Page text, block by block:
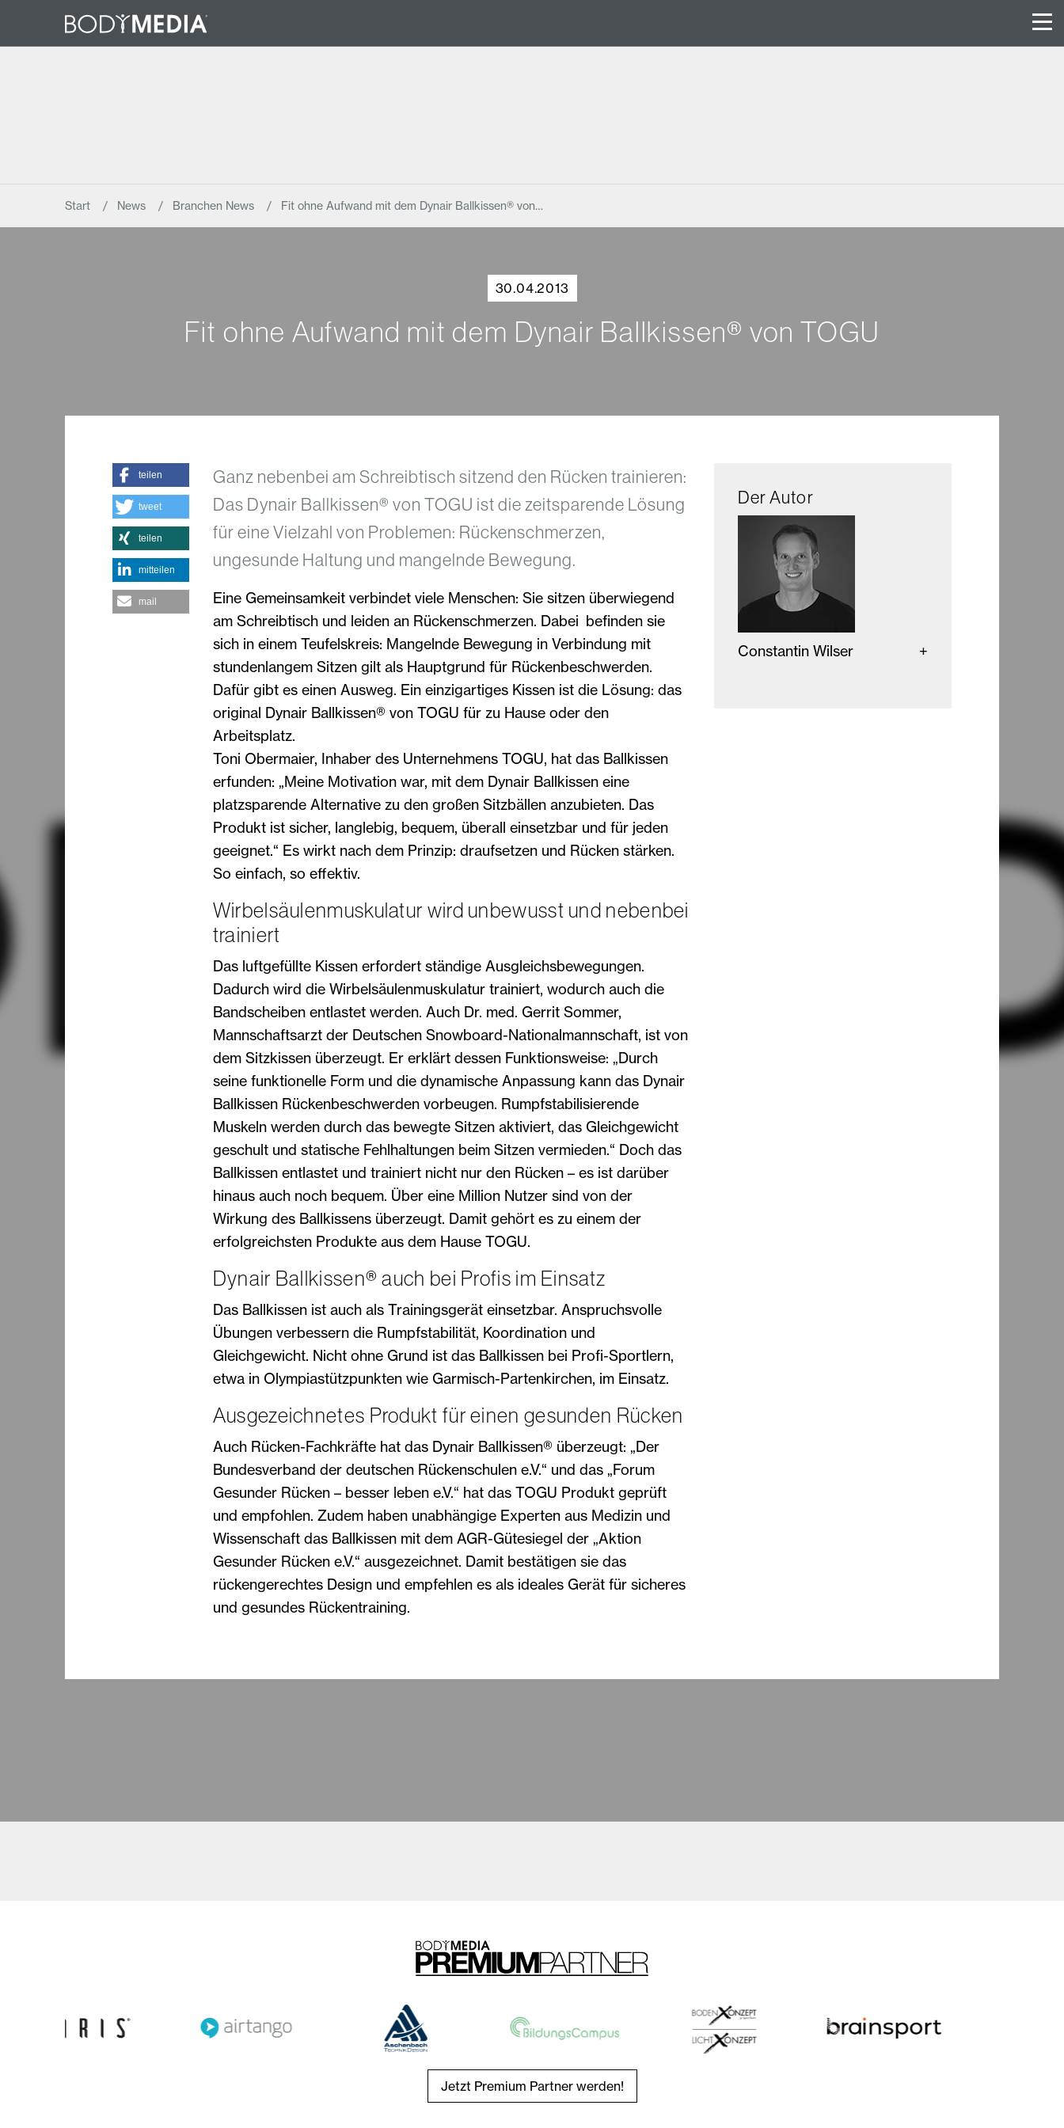
Start News Branchen News Fit ohne Aufwand mit dem Dynair Ballkissen® von…
30.04.2013
Fit ohne Aufwand mit dem Dynair Ballkissen® von TOGU
Ganz nebenbei am Schreibtisch sitzend den Rücken trainieren:
Das Dynair Ballkissen® von TOGU ist die zeitsparende Lösung
für eine Vielzahl von Problemen: Rückenschmerzen,
ungesunde Haltung und mangelnde Bewegung.
Eine Gemeinsamkeit verbindet viele Menschen: Sie sitzen überwiegend
am Schreibtisch und leiden an Rückenschmerzen. Dabei befinden sie
sich in einem Teufelskreis: Mangelnde Bewegung in Verbindung mit
stundenlangem Sitzen gilt als Hauptgrund für Rückenbeschwerden.
Dafür gibt es einen Ausweg. Ein einzigartiges Kissen ist die Lösung: das
original Dynair Ballkissen® von TOGU für zu Hause oder den
Arbeitsplatz.
Toni Obermaier, Inhaber des Unternehmens TOGU, hat das Ballkissen
erfunden: „Meine Motivation war, mit dem Dynair Ballkissen eine
platzsparende Alternative zu den großen Sitzbällen anzubieten. Das
Produkt ist sicher, langlebig, bequem, überall einsetzbar und für jeden
geeignet.“ Es wirkt nach dem Prinzip: draufsetzen und Rücken stärken.
So einfach, so effektiv.
Wirbelsäulenmuskulatur wird unbewusst und nebenbei
trainiert
Das luftgefüllte Kissen erfordert ständige Ausgleichsbewegungen.
Dadurch wird die Wirbelsäulenmuskulatur trainiert, wodurch auch die
Bandscheiben entlastet werden. Auch Dr. med. Gerrit Sommer,
Mannschaftsarzt der Deutschen Snowboard-Nationalmannschaft, ist von
dem Sitzkissen überzeugt. Er erklärt dessen Funktionsweise: „Durch
seine funktionelle Form und die dynamische Anpassung kann das Dynair
Ballkissen Rückenbeschwerden vorbeugen. Rumpfstabilisierende
Muskeln werden durch das bewegte Sitzen aktiviert, das Gleichgewicht
geschult und statische Fehlhaltungen beim Sitzen vermieden.“ Doch das
Ballkissen entlastet und trainiert nicht nur den Rücken – es ist darüber
hinaus auch noch bequem. Über eine Million Nutzer sind von der
Wirkung des Ballkissens überzeugt. Damit gehört es zu einem der
erfolgreichsten Produkte aus dem Hause TOGU.
Dynair Ballkissen® auch bei Profis im Einsatz
Das Ballkissen ist auch als Trainingsgerät einsetzbar. Anspruchsvolle
Übungen verbessern die Rumpfstabilität, Koordination und
Gleichgewicht. Nicht ohne Grund ist das Ballkissen bei Profi-Sportlern,
etwa in Olympiastützpunkten wie Garmisch-Partenkirchen, im Einsatz.
Ausgezeichnetes Produkt für einen gesunden Rücken
Auch Rücken-Fachkräfte hat das Dynair Ballkissen® überzeugt: „Der
Bundesverband der deutschen Rückenschulen e.V.“ und das „Forum
Gesunder Rücken – besser leben e.V.“ hat das TOGU Produkt geprüft
und empfohlen. Zudem haben unabhängige Experten aus Medizin und
Wissenschaft das Ballkissen mit dem AGR-Gütesiegel der „Aktion
Gesunder Rücken e.V.“ ausgezeichnet. Damit bestätigen sie das
rückengerechtes Design und empfehlen es als ideales Gerät für sicheres
und gesundes Rückentraining.
teilen
tweet
teilen
mitteilen
mail
Der Autor
Constantin Wilser
Jetzt Premium Partner werden!